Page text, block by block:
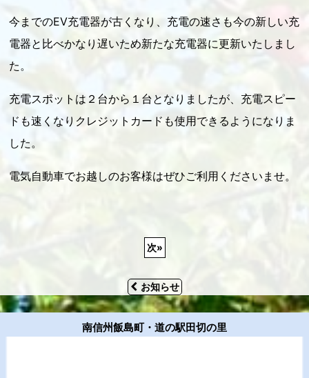
今までのEV充電器が古くなり、充電の速さも今の新しい充
電器と比べかなり遅いため新たな充電器に更新いたしまし
た。
充電スポットは２台から１台となりましたが、充電スピー
ドも速くなりクレジットカードも使用できるようになりま
した。
電気自動車でお越しのお客様はぜひご利用くださいませ。
次»
お知らせ
南信州飯島町・道の駅田切の里